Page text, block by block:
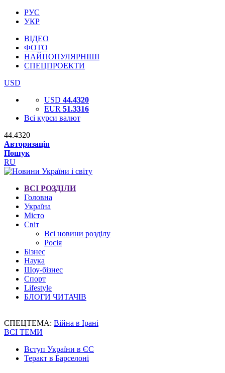
РУС
УКР
ВІДЕО
ФОТО
НАЙПОПУЛЯРНІШІ
СПЕЦПРОЕКТИ
USD
USD 44.4320
EUR 51.3316
Всі курси валют
44.4320
Авторизація
Пошук
RU
ВСІ РОЗДІЛИ
Головна
Україна
Місто
Світ
Всі новини розділу
Росія
Бізнес
Наука
Шоу-бізнес
Спорт
Lifestyle
БЛОГИ ЧИТАЧІВ
СПЕЦТЕМА: Війна в Ірані
ВСІ ТЕМИ
Вступ України в ЄС
Теракт в Барселоні